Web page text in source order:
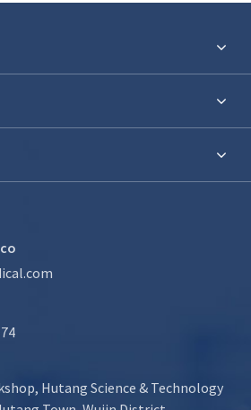
Hutang Science & Technology